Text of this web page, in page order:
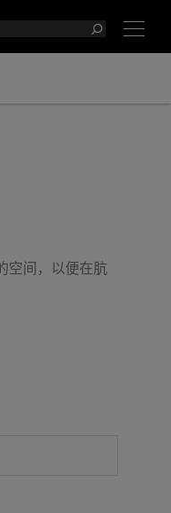
空间，以便在肮